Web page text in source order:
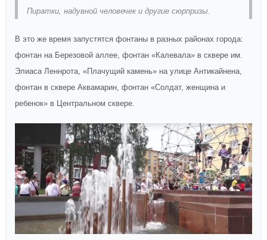
Пиратки, надувной человечек и другие сюрпризы.
В это же время запустятся фонтаны в разных районах города:
фонтан на Березовой аллее, фонтан «Калевала» в сквере им.
Элиаса Леннрота, «Плачущий камень» на улице Антикайнена,
фонтан в сквере Аквамарин, фонтан «Солдат, женщина и
ребенок» в Центральном сквере.